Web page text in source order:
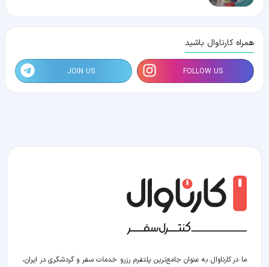
همراه کارناوال باشید
FOLLOW US
JOIN US
ما در کارناوال به عنوان جامع‌ترین پلتفرم رزرو خدمات سفر و گردشگری در ایران،